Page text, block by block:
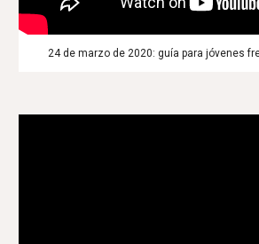
24 de marzo de 2020: guía para jóvenes